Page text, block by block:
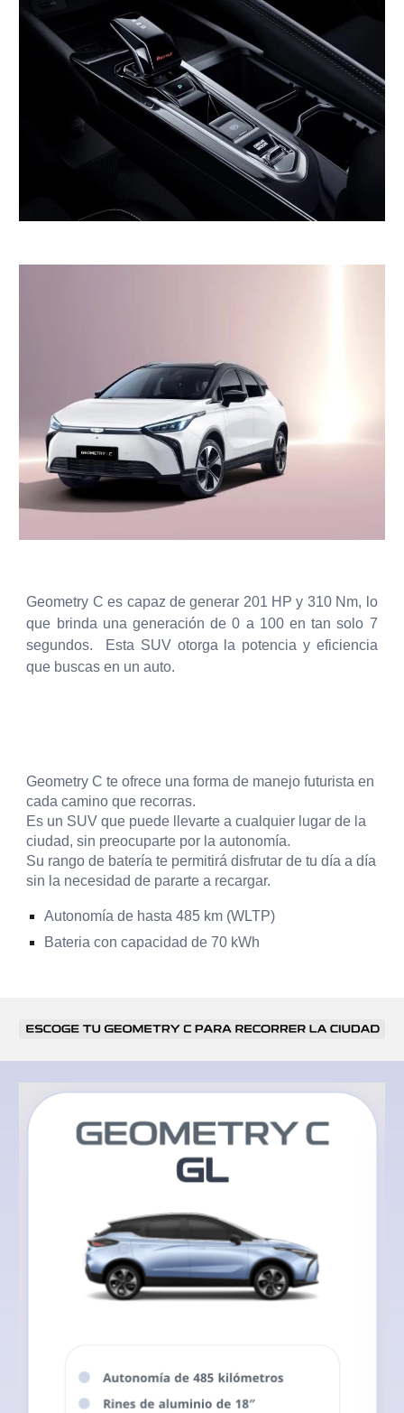
Geometry C es capaz de generar 201 HP y 310 Nm, lo
que brinda una generación de 0 a 100 en tan solo 7
segundos. Esta SUV otorga la potencia y eficiencia
que buscas en un auto.
Geometry C te ofrece una forma de manejo futurista en
cada camino que recorras.
Es un SUV que puede llevarte a cualquier lugar de la
ciudad, sin preocuparte por la autonomía.
Su rango de batería te permitirá disfrutar de tu día a día
sin la necesidad de pararte a recargar.
Autonomía de hasta 485 km (WLTP)
Bateria con capacidad de 70 kWh